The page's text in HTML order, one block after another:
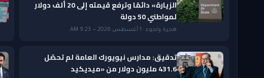
الزيارة» دائمًا وترفع قيمته إلى 20 ألف دولار
لمواطني 50 دولة
هجرة ولجوء · 1 أغسطس 2026 — 9:23 AM
تدقيق: مدارس نيويورك العامة لم تحصّل
431.6 مليون دولار من «ميديكيد